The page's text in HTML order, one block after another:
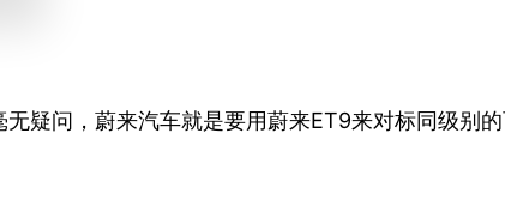
疑问，蔚来汽车就是要用蔚来ET9来对标同级别的